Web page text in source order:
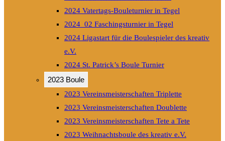
2024 Vatertags-Bouleturnier in Tegel
2024_02 Faschingsturnier in Tegel
2024 Ligastart für die Boulespieler des kreativ
e.V.
2024 St. Patrick’s Boule Turnier
2023 Boule
2023 Vereinsmeisterschaften Triplette
2023 Vereinsmeisterschaften Doublette
2023 Vereinsmeisterschaften Tete a Tete
2023 Weihnachtsboule des kreativ e.V.